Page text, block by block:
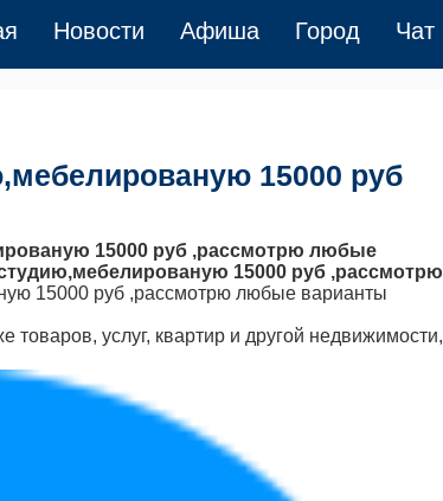
Новости Афиша Город Чат
15000 руб
15000 руб ,рассмотрю любые
15000 руб ,рассмотрю
15000 руб ,рассмотрю любые варианты
товаров, услуг, квартир и другой недвижимости,